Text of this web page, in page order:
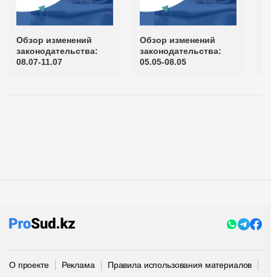
Обзор изменений
законодательства:
08.07-11.07
Обзор изменений
законодательства:
05.05-08.05
О проекте Реклама Правила использования материалов